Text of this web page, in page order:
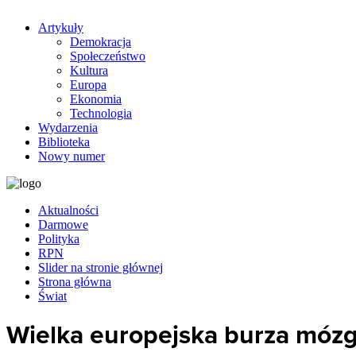
Artykuły
Demokracja
Społeczeństwo
Kultura
Europa
Ekonomia
Technologia
Wydarzenia
Biblioteka
Nowy numer
Aktualności
Darmowe
Polityka
RPN
Slider na stronie głównej
Strona główna
Świat
Wielka europejska burza